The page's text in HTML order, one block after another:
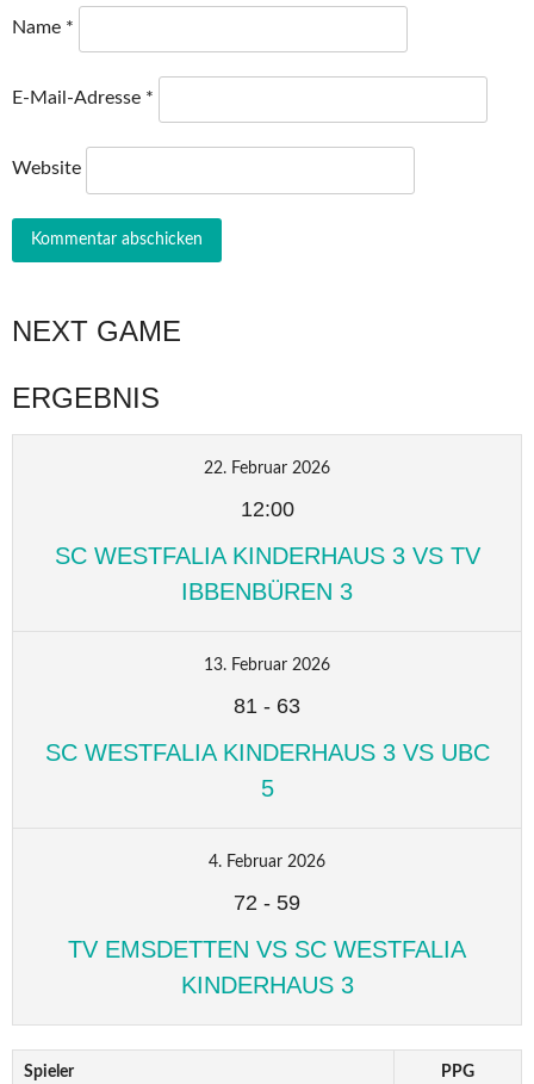
Name *
E-Mail-Adresse *
Website
NEXT GAME
ERGEBNIS
22. Februar 2026
12:00
SC WESTFALIA KINDERHAUS 3 VS TV
IBBENBÜREN 3
13. Februar 2026
81 - 63
SC WESTFALIA KINDERHAUS 3 VS UBC
5
4. Februar 2026
72 - 59
TV EMSDETTEN VS SC WESTFALIA
KINDERHAUS 3
Spieler PPG